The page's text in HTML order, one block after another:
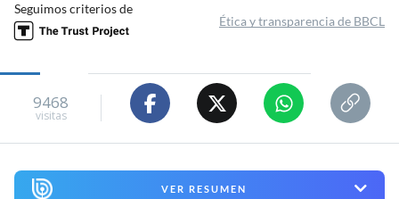
Seguimos criterios de
Ética y transparencia de BBCL
9468
visitas
VER RESUMEN